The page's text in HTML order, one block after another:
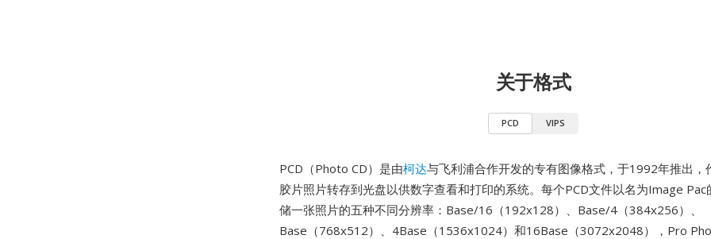
关于格式
PCD VIPS
PCD（Photo CD）是由柯达与飞利浦合作开发的专有图像格式，于1992年推出，
胶片照片转存到光盘以供数字查看和打印的系统。每个PCD文件以名为Image Pac
储一张照片的五种不同分辨率：Base/16（192x128）、Base/4（384x256）、
Base（768x512）、4Base（1536x1024）和16Base（3072x2048），Pro